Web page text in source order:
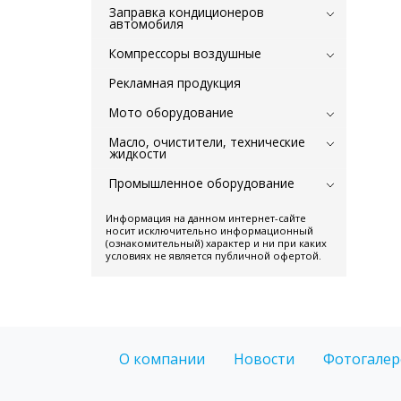
Заправка кондиционеров
автомобиля
Компрессоры воздушные
Рекламная продукция
Мото оборудование
Масло, очистители, технические
жидкости
Промышленное оборудование
Информация на данном интернет-сайте
носит исключительно информационный
(ознакомительный) характер и ни при каких
условиях не является публичной офертой.
О компании Новости